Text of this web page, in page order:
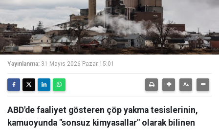
Yayınlanma: 31 Mayıs 2026 Pazar 15:01
ABD'de faaliyet gösteren çöp yakma tesislerinin,
kamuoyunda "sonsuz kimyasallar" olarak bilinen